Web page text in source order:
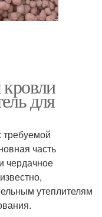
для
часть
чердачное
утеплителям